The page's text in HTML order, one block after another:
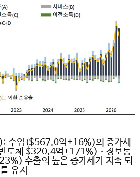
): 수입 ($567.0억+16%)의 증가세
도체 $320.4억+171%) ㆍ정보통
수출의 높은 증가세가 지속 되
유지